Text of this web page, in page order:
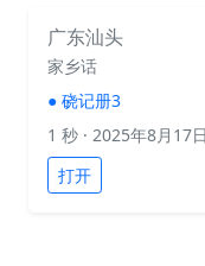
广东汕头
家乡话
● 硗记册3
1 秒 · 2025年8月17
打开